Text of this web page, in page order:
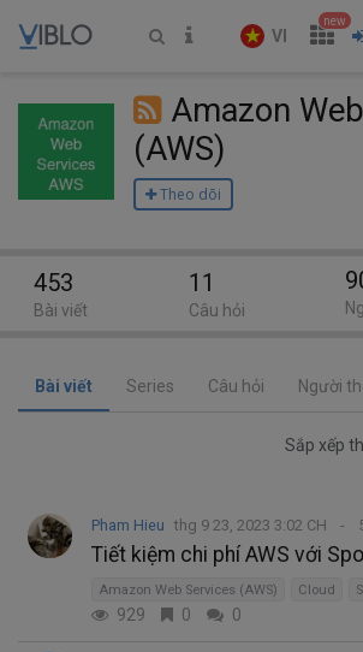
VI
new
Amazon
(AWS)
Theo dõi
Bài viết Series Câu hỏi Người
Sắp xếp
Pham Hieu thg 9 23, 2023 3:02 CH
Tiết kiệm chi phí AWS với
Amazon Web Services (AWS) Cloud
929 0 0
453
Bài viết
11
Câu hỏi